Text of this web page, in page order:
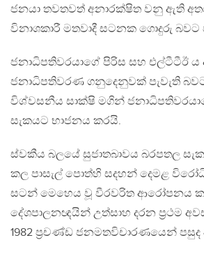
ජනයා තවතවත් අනාරක්ෂිත වනු ඇති
විනාශකාරී මතවාදී සටනක ගොදුරු
ජනාධිපතිවරයාගේ පිරිස සහ එල්ටීටීඊ ය
ජනාධිපතිවරණ ගනුදෙනුවක් පැවැති
විශ්වසනීය සාක්ෂි මගින්
සැකයට භාජනය කරයි.
ස්වකීය බලයේ සුජාතබාවය බරපතල
කල පාසැල් පොත්හි සදහන් දෙමළ
සටන් මෙහෙය වූ වීරවරිත ආරෝපනය
දේශපාලනඥයින් උත්සාහ දරන ප‍්‍රථම
1982 ප‍්‍රචණ්ඩ ජනමතවිචාරණයෙන් පසුද